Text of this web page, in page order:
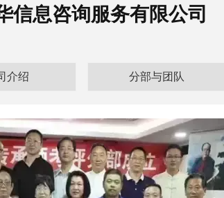
息咨询服务有限公司
介绍 分部与团队